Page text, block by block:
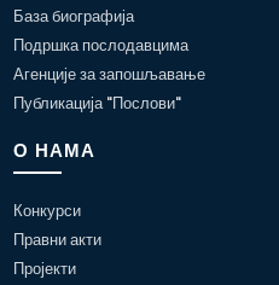
База биографија
Подршка послодавцима
Агенције за запошљавање
Публикација "Послови"
О НАМА
Конкурси
Правни акти
Пројекти